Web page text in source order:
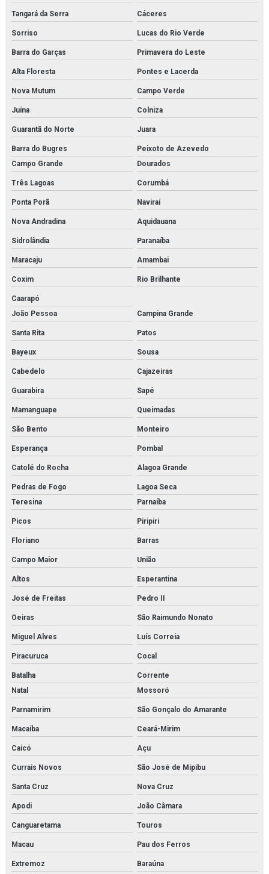
Tangará da Serra Cáceres
Sorriso Lucas do Rio Verde
Barra do Garças Primavera do Leste
Alta Floresta Pontes e Lacerda
Nova Mutum Campo Verde
Juína Colniza
Guarantã do Norte Juara
Barra do Bugres
Peixoto de Azevedo
Campo Grande
Dourados
Três Lagoas Corumbá
Ponta Porã Naviraí
Nova Andradina Aquidauana
Sidrolândia Paranaíba
Maracaju Amambai
Coxim Rio Brilhante
Caarapó
João Pessoa
Campina Grande
Santa Rita Patos
Bayeux Sousa
Cabedelo Cajazeiras
Guarabira Sapé
Mamanguape Queimadas
São Bento Monteiro
Esperança Pombal
Catolé do Rocha Alagoa Grande
Pedras de Fogo
Lagoa Seca
Teresina
Parnaíba
Picos Piripiri
Floriano Barras
Campo Maior União
Altos Esperantina
José de Freitas Pedro II
Oeiras São Raimundo Nonato
Miguel Alves Luís Correia
Piracuruca Cocal
Batalha
Corrente
Natal
Mossoró
Parnamirim São Gonçalo do Amarante
Macaíba Ceará-Mirim
Caicó Açu
Currais Novos São José de Mipibu
Santa Cruz Nova Cruz
Apodi João Câmara
Canguaretama Touros
Macau Pau dos Ferros
Extremoz
Baraúna